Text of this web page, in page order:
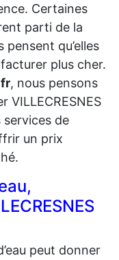
Certaines
parti de la
qu’elles
plus cher.
, nous pensons
VILLECRESNES
de
un prix
peut donner